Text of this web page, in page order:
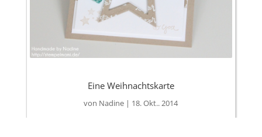
Eine Weihnachtskarte
von Nadine | 18. Okt.. 2014